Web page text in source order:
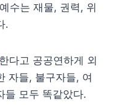
수는 재물, 권력, 위
.
한다고 공공연하게 외
자들, 불구자들, 여
들 모두 똑같았다.